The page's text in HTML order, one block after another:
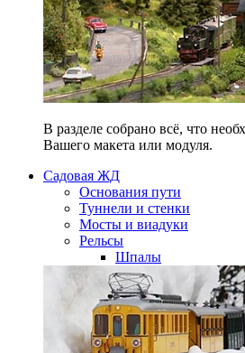
В разделе собрано всё, что
Вашего макета или модуля.
Садовая ЖД
Основания пути
Туннели и стенки
Мосты и виадуки
Рельсы
Шпалы